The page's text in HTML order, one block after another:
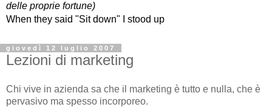
delle proprie fortune)
When they said "Sit down" I stood up
giovedì 12 luglio 2007
Lezioni di marketing
Chi vive in azienda sa che il marketing è tutto e nulla, che è
pervasivo ma spesso incorporeo.